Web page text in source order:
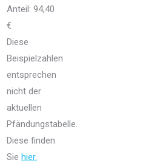
Anteil: 94,40
€
Diese
Beispielzahlen
entsprechen
nicht der
aktuellen
Pfändungstabelle.
Diese finden
Sie hier.